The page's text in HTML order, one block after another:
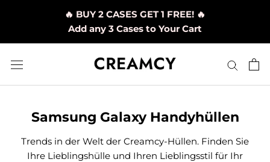
🔥 BUY 2 CASES GET 1 FREE! 🔥
Add any 3 Cases to Your Cart
Samsung Galaxy Handyhüllen
Trends in der Welt der Creamcy-Hüllen. Finden Sie
Ihre Lieblingshülle und Ihren Lieblingsstil für Ihr